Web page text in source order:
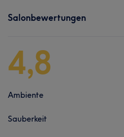
Salonbewertungen
4,8
Ambiente
Sauberkeit